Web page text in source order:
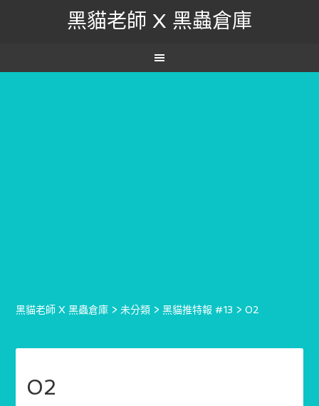
黑貓老師 X 黑蟲倉庫
黑貓老師 X 黑蟲倉庫 >未分類 >黑貓推特報 #13 >02
02